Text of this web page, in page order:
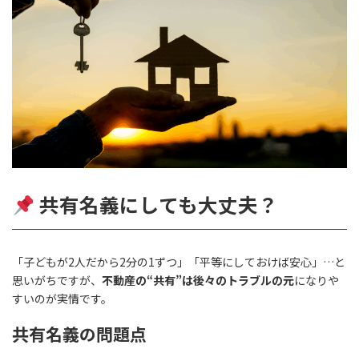
共有名義にしても大丈夫？
「子どもが2人だから2分の1ずつ」「平等にしておけば安心」…と
思いがちですが、 不動産の“共有”は後々のトラブルの元になりや
すいのが実情です。
共有名義の問題点